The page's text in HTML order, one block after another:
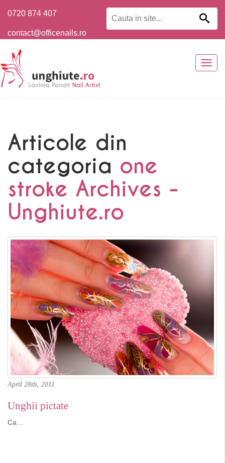
0720 874 407
contact@officenails.ro
Articole din
categoria one
stroke Archives -
Unghiute.ro
April 28th, 2011
Unghii pictate
Ca…